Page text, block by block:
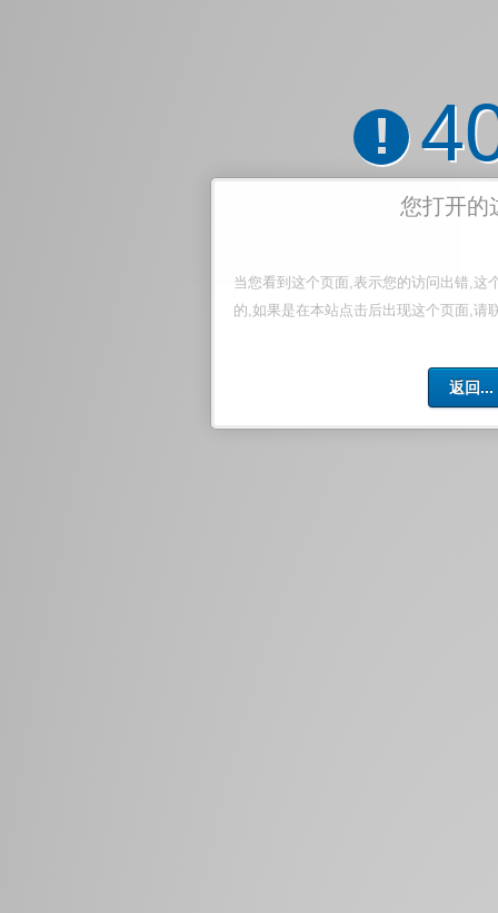
!
您打开的
当您看到这个页面,表示您的访问出错,这
的,如果是在本站点击后出现这个页面,请
返回...